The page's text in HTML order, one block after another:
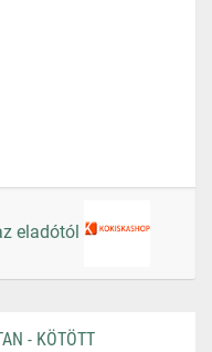
eladótól
- KÖTÖTT